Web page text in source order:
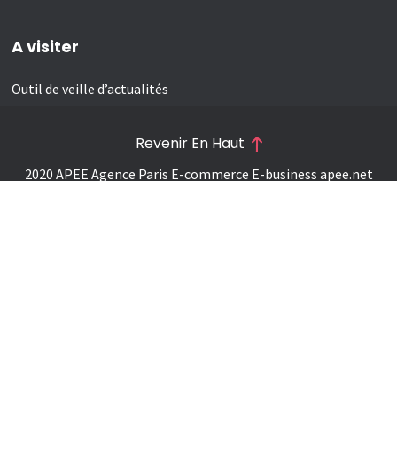
A visiter
Outil de veille d’actualités
2020 APEE Agence Paris E-commerce E-business apee.net
Revenir En Haut